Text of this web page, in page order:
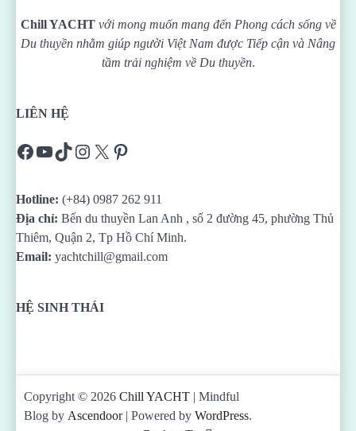
Chill YACHTvới mong muốn mang đến Phong cách sống về
Du thuyền nhằm giúp người Việt Nam được Tiếp cận và Nâng
tầm trải nghiệm về Du thuyền.
LIÊN HỆ
Facebook
YouTube
TikTok
Instagram
X Pinterest
Hotline: (+84) 0987 262 911
Địa chỉ: Bến du thuyền Lan Anh , số 2 đường 45, phường Thủ
Thiêm, Quận 2, Tp Hồ Chí Minh.
Email: yachtchill@gmail.com
HỆ SINH THÁI
Copyright © 2026 Chill YACHT | Mindful
Blog by Ascendoor| Powered by WordPress.